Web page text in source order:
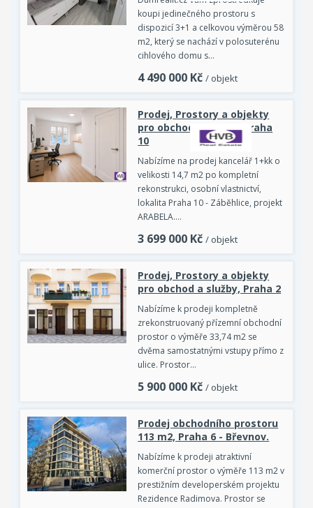
koupi jedinečného prostoru s
dispozicí 3+1 a celkovou výměrou 58
m2, který se nachází v polosuterénu
cihlového domu s…
4 490 000 Kč / objekt
Prodej, Prostory a objekty
pro obchod a služby, Praha
10
Nabízíme na prodej kancelář 1+kk o
velikosti 14,7 m2 po kompletní
rekonstrukci, osobní vlastnictví,
lokalita Praha 10 - Záběhlice, projekt
ARABELA.…
3 699 000 Kč / objekt
Prodej, Prostory a objekty
pro obchod a služby, Praha 2
Nabízíme k prodeji kompletně
zrekonstruovaný přízemní obchodní
prostor o výměře 33,74 m2 se
dvěma samostatnými vstupy přímo z
ulice. Prostor…
5 900 000 Kč / objekt
Prodej obchodního prostoru
113 m2, Praha 6 - Břevnov.
Nabízíme k prodeji atraktivní
komerční prostor o výměře 113 m2 v
prestižním developerském projektu
Rezidence Radimova. Prostor se